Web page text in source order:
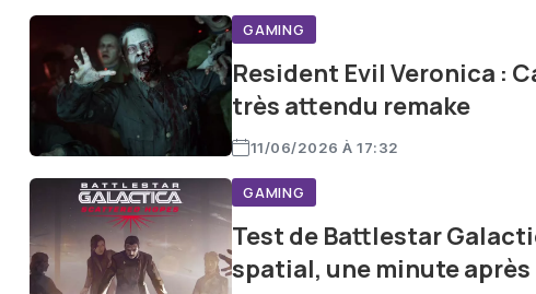
GAMING
Resident Evil Veronica :
très attendu remake
11/06/2026 À 17:32
GAMING
Test de Battlestar
spatial, une minute après